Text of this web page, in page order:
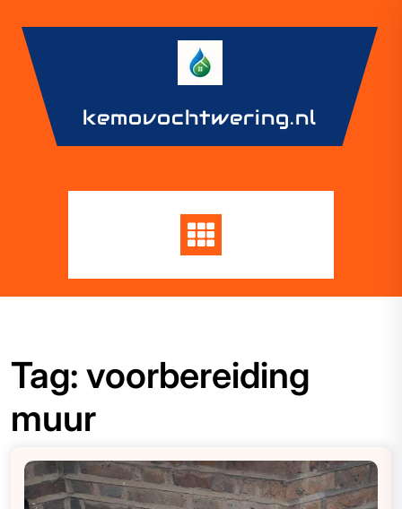
content
kemovochtwering.nl
Tag: voorbereiding
muur